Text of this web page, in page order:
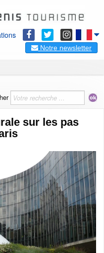
Notre newsletter
sur les pas